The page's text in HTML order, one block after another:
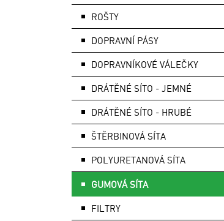
ROŠTY
DOPRAVNÍ PÁSY
DOPRAVNÍKOVÉ VÁLEČKY
DRÁTĚNÉ SÍTO - JEMNÉ
DRÁTĚNÉ SÍTO - HRUBÉ
ŠTĚRBINOVÁ SÍTA
POLYURETANOVÁ SÍTA
GUMOVÁ SÍTA
FILTRY